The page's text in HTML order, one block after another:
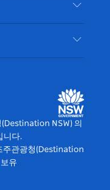
NSW) 미디
NSW) 의
니다.
주관광청(Destination
유